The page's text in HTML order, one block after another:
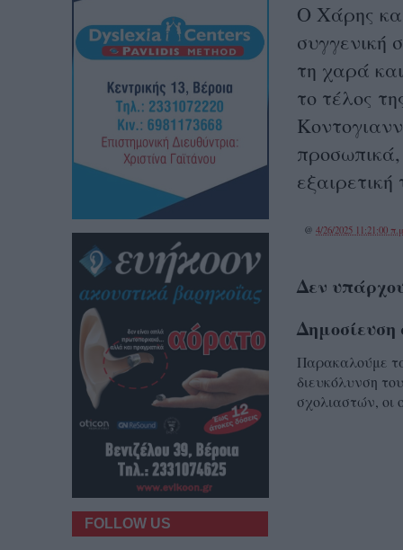
Ο Χάρης
συγγενική
τη χαρά
το τέλος
@ 4/26/2025 11:21:00
Δεν
Δημοσίευση
Παρακαλούμε
διευκόλυνση
σχολιαστών, οι
FOLLOW US